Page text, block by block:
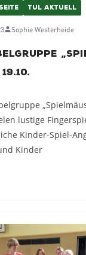
TUL AKTUELL
Sophie Westerheide
lustige
Kinder-Spiel-
Kinder